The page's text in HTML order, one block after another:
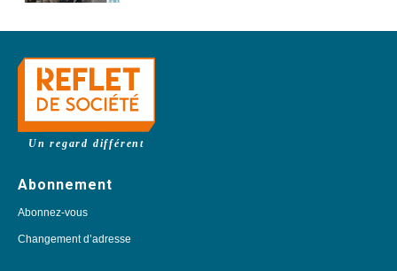
Un regard différent
Abonnement
Abonnez-vous
Changement d’adresse